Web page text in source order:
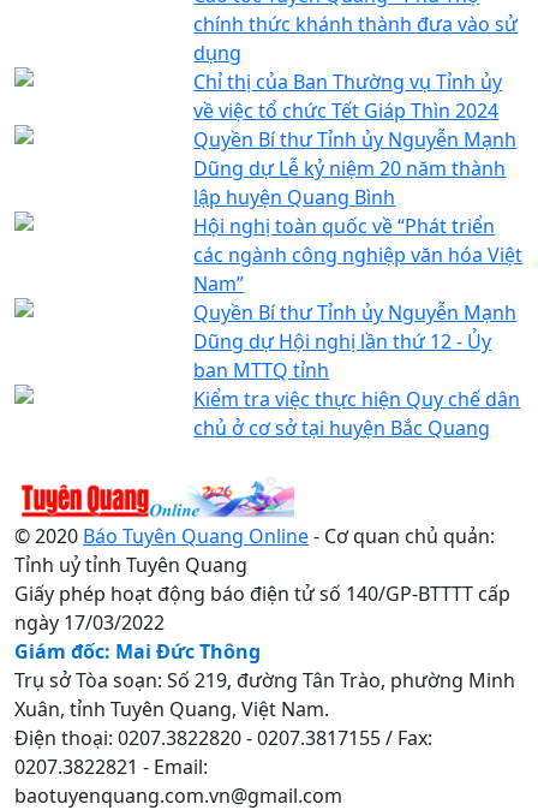
chính thức khánh thành đưa vào sử
dụng
Chỉ thị của Ban Thường vụ Tỉnh ủy
về việc tổ chức Tết Giáp Thìn 2024
Quyền Bí thư Tỉnh ủy Nguyễn Mạnh
Dũng dự Lễ kỷ niệm 20 năm thành
lập huyện Quang Bình
Hội nghị toàn quốc về “Phát triển
các ngành công nghiệp văn hóa Việt
Nam”
Quyền Bí thư Tỉnh ủy Nguyễn Mạnh
Dũng dự Hội nghị lần thứ 12 - Ủy
ban MTTQ tỉnh
Kiểm tra việc thực hiện Quy chế dân
chủ ở cơ sở tại huyện Bắc Quang
© 2020 Báo Tuyên Quang Online- Cơ quan chủ quản:
Tỉnh uỷ tỉnh Tuyên Quang
Giấy phép hoạt động báo điện tử số 140/GP-BTTTT cấp
ngày 17/03/2022
Giám đốc: Mai Đức Thông
Trụ sở Tòa soạn: Số 219, đường Tân Trào, phường Minh
Xuân, tỉnh Tuyên Quang, Việt Nam.
Điện thoại: 0207.3822820 - 0207.3817155 / Fax:
0207.3822821 - Email:
baotuyenquang.com.vn@gmail.com